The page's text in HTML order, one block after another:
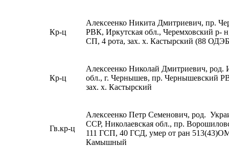
Кр-ц
Алексеенко Никита Дмитриевич, пр.
РВК, Иркутская обл., Черемховский
СП, 4 рота, зах. х. Кастырский (88
Кр-ц
Алексеенко Николай Дмитриевич, род.
обл., г. Чернышев, пр. Чернышевский
зах. х. Кастырский
Гв.кр-ц
Алексеенко Петр Семенович, род.
ССР, Николаевская обл., пр.
111 ГСП, 40 ГСД, умер от ран
Камышный